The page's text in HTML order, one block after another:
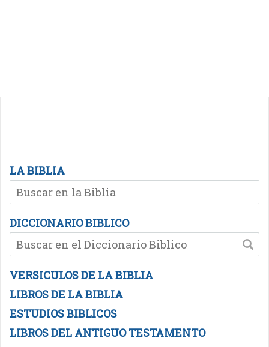
LA BIBLIA
DICCIONARIO BIBLICO
VERSICULOS DE LA BIBLIA
LIBROS DE LA BIBLIA
ESTUDIOS BIBLICOS
LIBROS DEL ANTIGUO TESTAMENTO